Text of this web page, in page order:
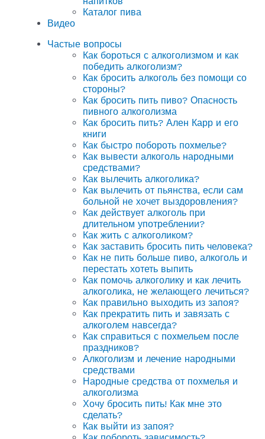
Каталог пива
Видео
Частые вопросы
Как бороться с алкоголизмом и как
победить алкоголизм?
Как бросить алкоголь без помощи со
стороны?
Как бросить пить пиво? Опасность
пивного алкоголизма
Как бросить пить? Ален Карр и его
книги
Как быстро побороть похмелье?
Как вывести алкоголь народными
средствами?
Как вылечить алкоголика?
Как вылечить от пьянства, если сам
больной не хочет выздоровления?
Как действует алкоголь при
длительном употреблении?
Как жить с алкоголиком?
Как заставить бросить пить человека?
Как не пить больше пиво, алкоголь и
перестать хотеть выпить
Как помочь алкоголику и как лечить
алкоголика, не желающего лечиться?
Как правильно выходить из запоя?
Как прекратить пить и завязать с
алкоголем навсегда?
Как справиться с похмельем после
праздников?
Алкоголизм и лечение народными
средствами
Народные средства от похмелья и
алкоголизма
Хочу бросить пить! Как мне это
сделать?
Как выйти из запоя?